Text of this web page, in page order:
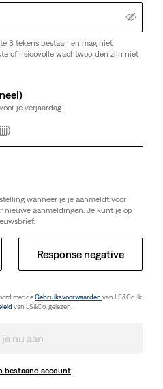
8 tekens bestaan en mag niet
of risicovolle wachtwoorden zijn niet
je verjaardag.
wanneer je je aanmeldt voor
nieuwe aanmeldingen. Je kunt je op
Response negative
met deGebruiksvoorwaarden van LS&Co. Ik
van LS&Co. gelezen.
nu aan
bestaand account